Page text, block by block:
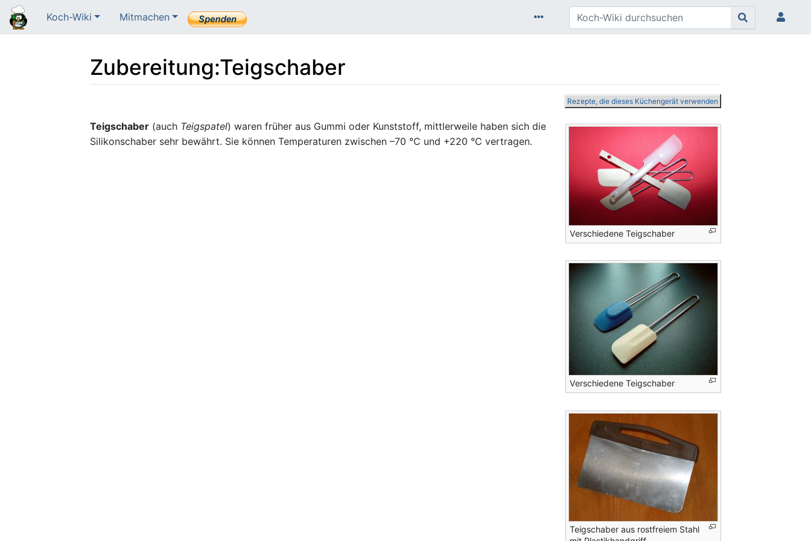
Koch-Wiki Mitmachen
Zubereitung:Teigschaber
Rezepte, die dieses Küchengerät verwenden
Verschiedene Teigschaber
Verschiedene Teigschaber
Teigschaber aus rostfreiem Stahl
Teigschaber (auch Teigspatel) waren früher aus Gummi oder Kunststoff, mittlerweile haben sich die
Silikonschaber sehr bewährt. Sie können Temperaturen zwischen –70 °C und +220 °C vertragen.